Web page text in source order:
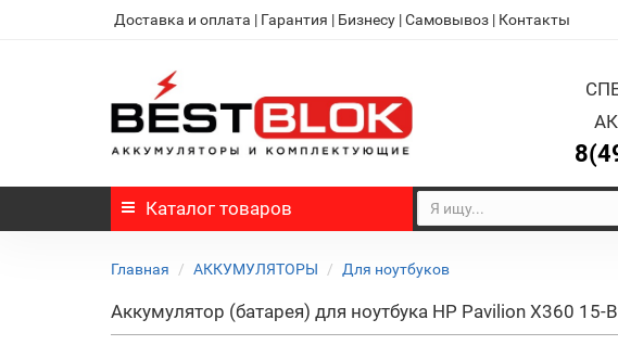
Доставка и оплата | Гарантия | Бизнесу |Самовывоз | Контакты
Каталог товаров
Главная АККУМУЛЯТОРЫ Для ноутбуков
Аккумулятор (батарея) для ноутбука HP Pavilion X360